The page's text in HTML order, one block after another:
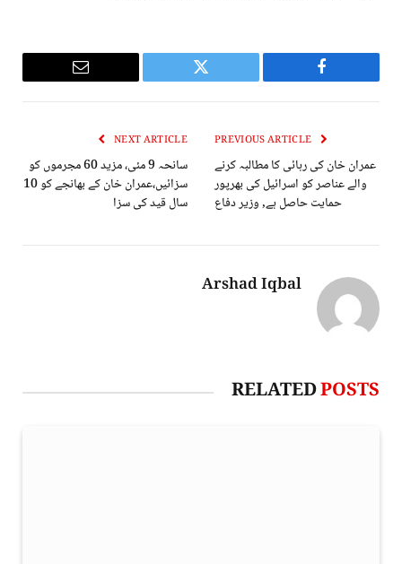
Facebook
Twitter
Email
عمران خان کی رہائی کا مطالبہ کرنے
والے عناصر کو اسرائیل کی بھرپور
حمایت حاصل ہے, وزیر دفاع
NEXT ARTICLE
سانحہ 9 مئی، مزید 60 مجرموں کو
سزائیں،عمران خان کے بھانجے کو 10
سال قید کی سزا
Arshad Iqbal
RELATEDPOSTS